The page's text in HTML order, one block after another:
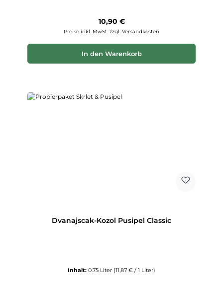
Regulärer Preis:
10,90 €
Preise inkl. MwSt. zzgl. Versandkosten
In den Warenkorb
Dvanajscak-Kozol Pusipel Classic
Inhalt: 0.75 Liter (11,87 € / 1 Liter)